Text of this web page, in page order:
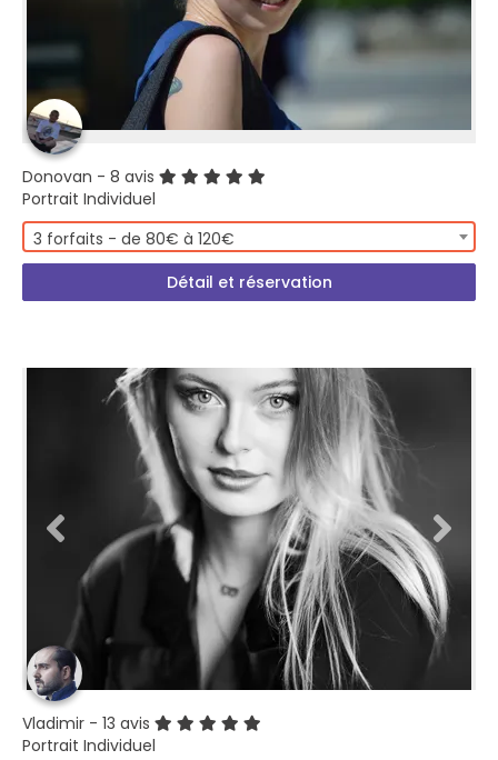
Donovan - 8 avis
Portrait Individuel
3 forfaits - de 80€ à 120€
Détail et réservation
Vladimir - 13 avis
Portrait Individuel